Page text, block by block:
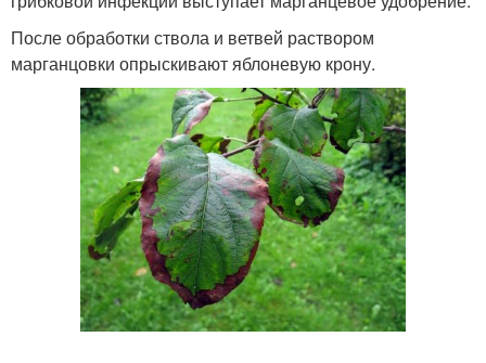
После обработки ствола и ветвей раствором
марганцовки опрыскивают яблоневую крону.